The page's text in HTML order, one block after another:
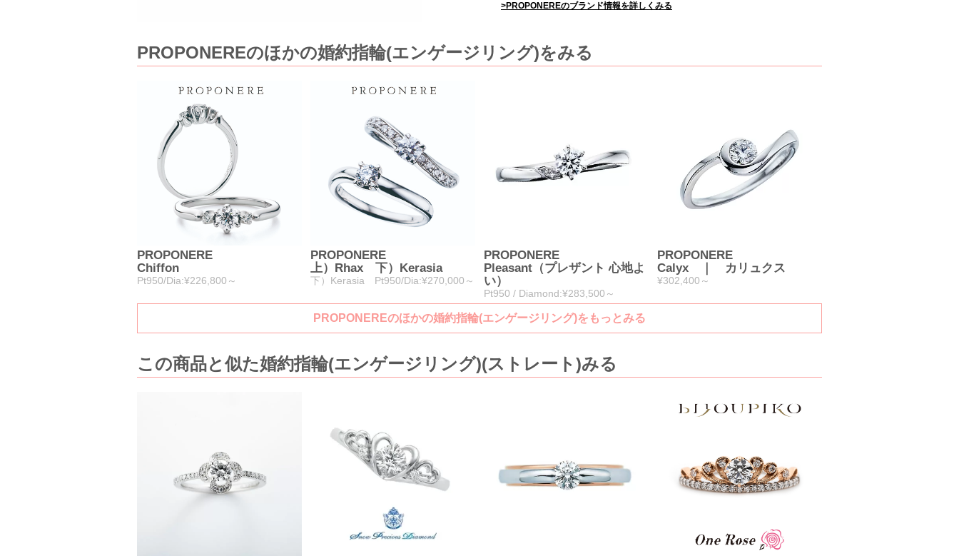
>PROPONEREのブランド情報を詳しくみる
PROPONEREのほかの婚約指輪(エンゲージリング)をみる
PROPONERE
Chiffon
Pt950/Dia:¥226,800～
PROPONERE
上）Rhax 下）Kerasia
下）Kerasia Pt950/Dia:¥270,000～
PROPONERE
Pleasant（プレザント 心地よ
い）
Pt950 / Diamond:¥283,500～
PROPONERE
Calyx ｜ カリュクス
¥302,400～
PROPONEREのほかの婚約指輪(エンゲージリング)をもっとみる
この商品と似た婚約指輪(エンゲージリング)(ストレート)みる